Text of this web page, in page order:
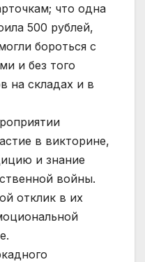
что одна
500 рублей,
бороться с
и без того
на складах и в
в викторине,
и знание
войны.
отклик в их